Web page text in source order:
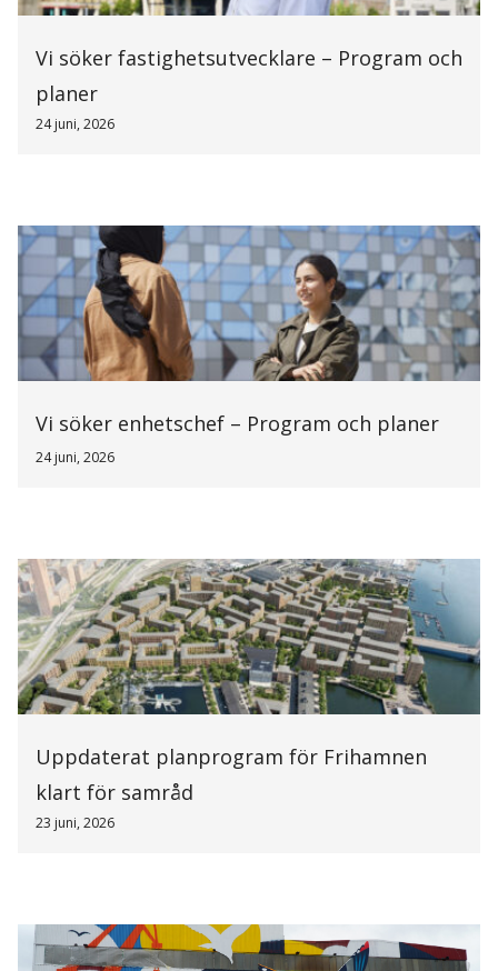
Vi söker fastighetsutvecklare – Program och
planer
24 juni, 2026
Vi söker enhetschef – Program och planer
24 juni, 2026
Uppdaterat planprogram för Frihamnen
klart för samråd
23 juni, 2026